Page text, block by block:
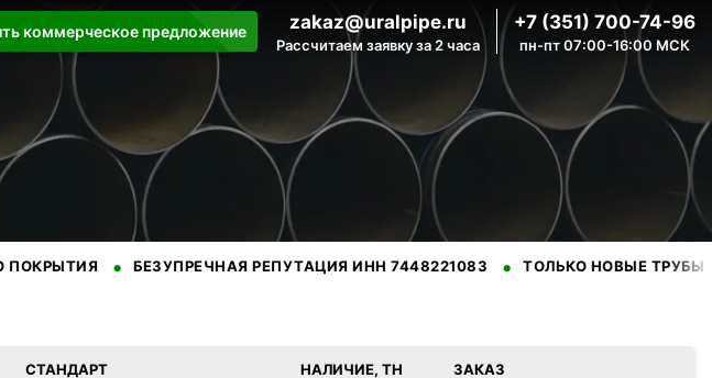
коммерческое предложение zakaz@uralpipe.ru
Рассчитаем заявку за 2 часа
+7 (351) 700-74-96
пн-пт 07:00-16:00 МСК
• БЕЗУПРЕЧНАЯ РЕПУТАЦИЯ ИНН 7448221083 • ТОЛЬКО НОВЫЕ ТРУБЫ •
СТАНДАРТ НАЛИЧИЕ, ТН ЗАКАЗ